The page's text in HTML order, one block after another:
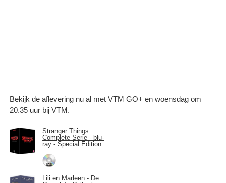
Bekijk de aflevering nu al met VTM GO+ en woensdag om
20.35 uur bij VTM.
Stranger Things
Complete Serie - blu-
ray - Special Edition
Lili en Marleen - De